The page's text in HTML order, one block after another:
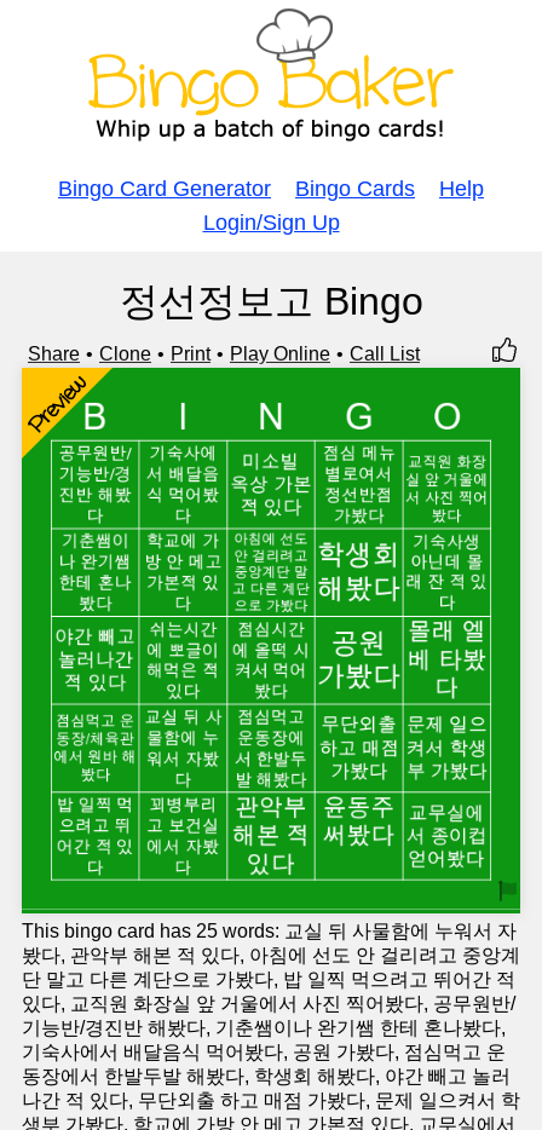
Bingo Card Generator Bingo Cards
Help
Login/Sign Up
정선정보고 Bingo
Share Clone Print Play Online Call List
Preview
This bingo card has 25 words: 교실 뒤 사물함에 누워서 자
봤다, 관악부 해본 적 있다, 아침에 선도 안 걸리려고 중앙계
단 말고 다른 계단으로 가봤다, 밥 일찍 먹으려고 뛰어간 적
있다, 교직원 화장실 앞 거울에서 사진 찍어봤다, 공무원반/
기능반/경진반 해봤다, 기춘쌤이나 완기쌤 한테 혼나봤다,
기숙사에서 배달음식 먹어봤다, 공원 가봤다, 점심먹고 운
동장에서 한발두발 해봤다, 학생회 해봤다, 야간 빼고 놀러
나간 적 있다, 무단외출 하고 매점 가봤다, 문제 일으켜서 학
생부 가봤다, 학교에 가방 안 메고 가본적 있다, 교무실에서